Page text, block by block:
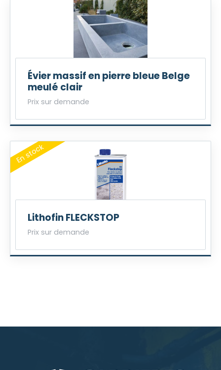
Évier massif en pierre bleue Belge
meulé clair
Prix sur demande
Lithofin FLECKSTOP
Prix sur demande